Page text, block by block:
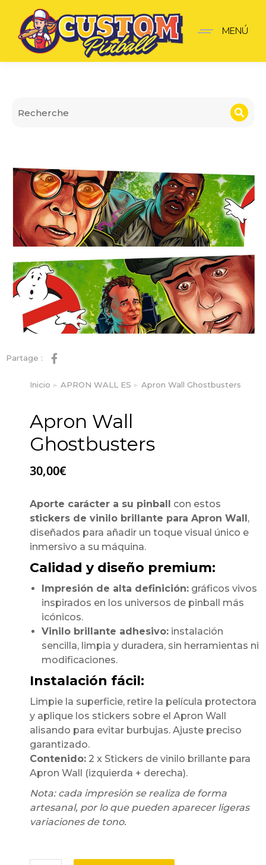
Apron Wall
MENÚ
Partage :
Estás aquí:
Inicio APRON WALL ES Apron Wall Ghostbusters
Apron Wall
Ghostbusters
30,00€
Aporte carácter a su pinball con estos
stickers de vinilo brillante para Apron Wall,
diseñados para añadir un toque visual único e
inmersivo a su máquina.
Calidad y diseño premium:
Impresión de alta definición: gráficos vivos
inspirados en los universos de pinball más
icónicos.
Vinilo brillante adhesivo: instalación
sencilla, limpia y duradera, sin herramientas ni
modificaciones.
Instalación fácil:
Limpie la superficie, retire la película protectora
y aplique los stickers sobre el Apron Wall
alisando para evitar burbujas. Ajuste preciso
garantizado.
Contenido: 2 x Stickers de vinilo brillante para
Apron Wall (izquierda + derecha).
Nota: cada impresión se realiza de forma
artesanal, por lo que pueden aparecer ligeras
variaciones de tono.